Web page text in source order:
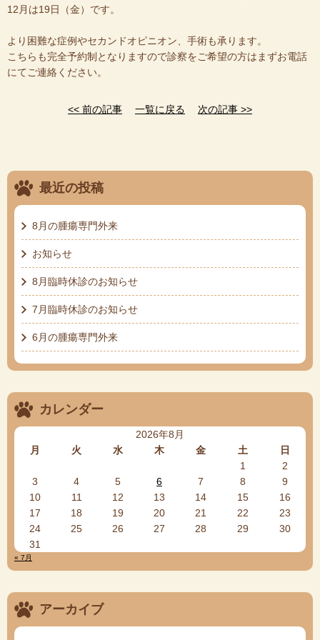
12月は19日（金）です。
より困難な症例やセカンドオピニオン、手術も承ります。
こちらも完全予約制となりますので診察をご希望の方はまずお電話
にてご連絡ください。
<< 前の記事 一覧に戻る 次の記事 >>
最近の投稿
8月の腫瘍専門外来
お知らせ
8月臨時休診のお知らせ
7月臨時休診のお知らせ
6月の腫瘍専門外来
カレンダー
2026年8月
月
火 水 木 金 土
日
1
2
3
4 5 6 7 8
9
10
11 12 13 14 15
16
17
18 19 20 21 22
23
24
25 26 27 28 29
30
31
« 7月
アーカイブ